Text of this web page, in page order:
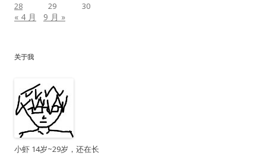
28
29 30
« 4 月 9 月 »
关于我
小虾 14岁~29岁，还在长